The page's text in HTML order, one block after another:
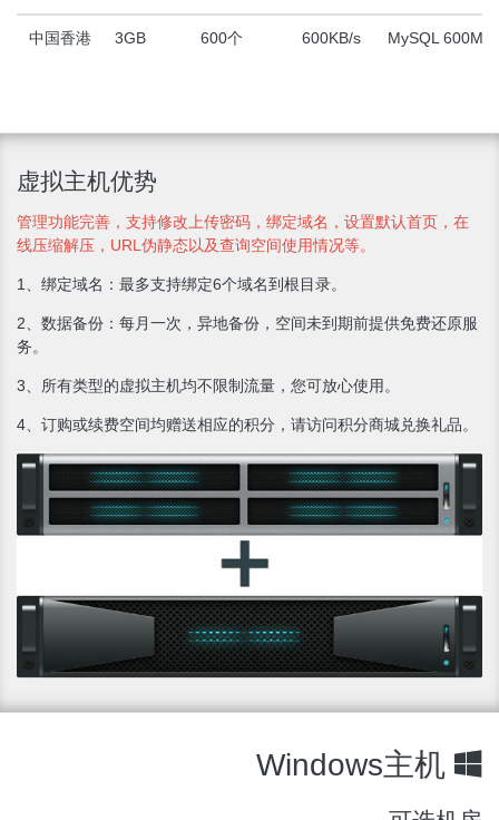
中国香港 3GB 600个 600KB/s MySQL 600MB
虚拟主机优势
管理功能完善，支持修改上传密码，绑定域名，设置默认首页，在
线压缩解压，URL伪静态以及查询空间使用情况等。
1、绑定域名：最多支持绑定6个域名到根目录。
2、数据备份：每月一次，异地备份，空间未到期前提供免费还原服
务。
3、所有类型的虚拟主机均不限制流量，您可放心使用。
4、订购或续费空间均赠送相应的积分，请访问积分商城兑换礼品。
Windows主机